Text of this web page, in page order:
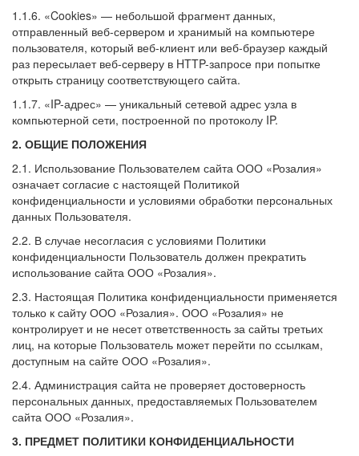
1.1.6. «Cookies» — небольшой фрагмент данных,
отправленный веб-сервером и хранимый на компьютере
пользователя, который веб-клиент или веб-браузер каждый
раз пересылает веб-серверу в HTTP-запросе при попытке
открыть страницу соответствующего сайта.
1.1.7. «IP-адрес» — уникальный сетевой адрес узла в
компьютерной сети, построенной по протоколу IP.
2. ОБЩИЕ ПОЛОЖЕНИЯ
2.1. Использование Пользователем сайта ООО «Розалия»
означает согласие с настоящей Политикой
конфиденциальности и условиями обработки персональных
данных Пользователя.
2.2. В случае несогласия с условиями Политики
конфиденциальности Пользователь должен прекратить
использование сайта ООО «Розалия».
2.3. Настоящая Политика конфиденциальности применяется
только к сайту ООО «Розалия». ООО «Розалия» не
контролирует и не несет ответственность за сайты третьих
лиц, на которые Пользователь может перейти по ссылкам,
доступным на сайте ООО «Розалия».
2.4. Администрация сайта не проверяет достоверность
персональных данных, предоставляемых Пользователем
сайта ООО «Розалия».
3. ПРЕДМЕТ ПОЛИТИКИ КОНФИДЕНЦИАЛЬНОСТИ